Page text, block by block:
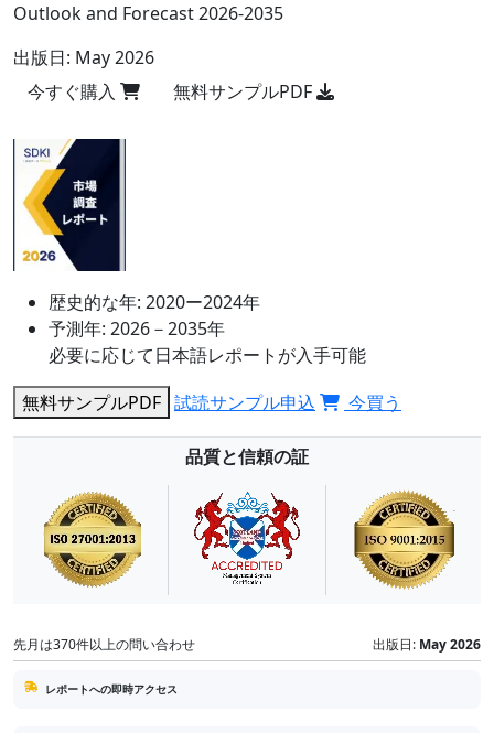
Outlook and Forecast 2026-2035
出版日: May 2026
今すぐ購入
無料サンプルPDF
歴史的な年: 2020ー2024年
予測年: 2026－2035年
必要に応じて日本語レポートが入手可能
無料サンプルPDF 試読サンプル申込 今買う
品質と信頼の証
先月は370件以上の問い合わせ 出版日: May 2026
レポートへの即時アクセス